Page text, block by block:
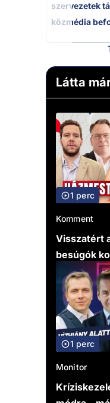
szervezetek
közmédia
Látta
1 perc
Komment
Visszatért
besúgók
1 perc
Monitor